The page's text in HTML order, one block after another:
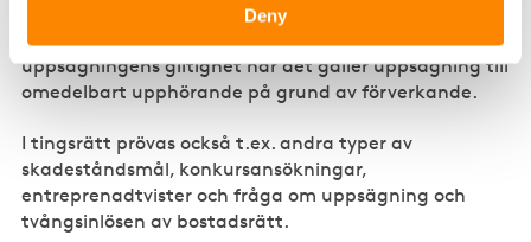
Deny
mellan parterna om obetald hyra eller nedsättning av
hyra. Tingsrätten kan även pröva frågan om
uppsägningens giltighet när det gäller uppsägning till
omedelbart upphörande på grund av förverkande.
I tingsrätt prövas också t.ex. andra typer av
skadeståndsmål, konkursansökningar,
entreprenadtvister och fråga om uppsägning och
tvångsinlösen av bostadsrätt.